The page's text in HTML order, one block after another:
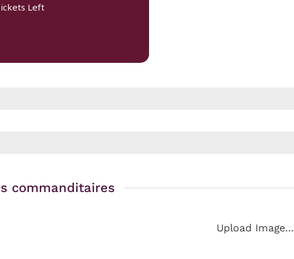
Left
commanditaires
Upload Image...